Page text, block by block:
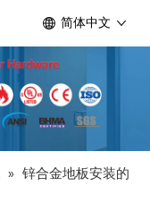
简体中文
» 锌合金地板安装的